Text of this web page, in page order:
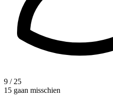
9 / 25
15 gaan misschien